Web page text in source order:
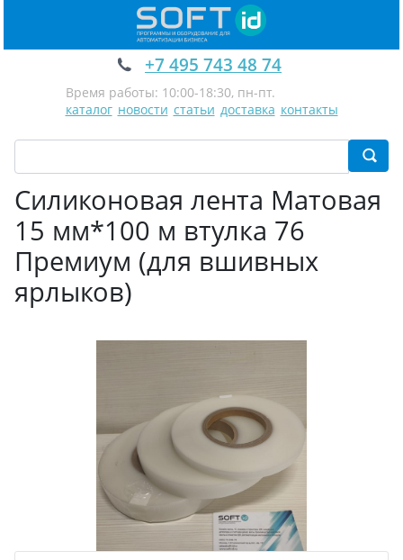
+7 495 743 48 74
Время работы: 10:00-18:30, пн-пт.
каталог новости статьи доставка контакты
Силиконовая лента Матовая
15 мм*100 м втулка 76
Премиум (для вшивных
ярлыков)